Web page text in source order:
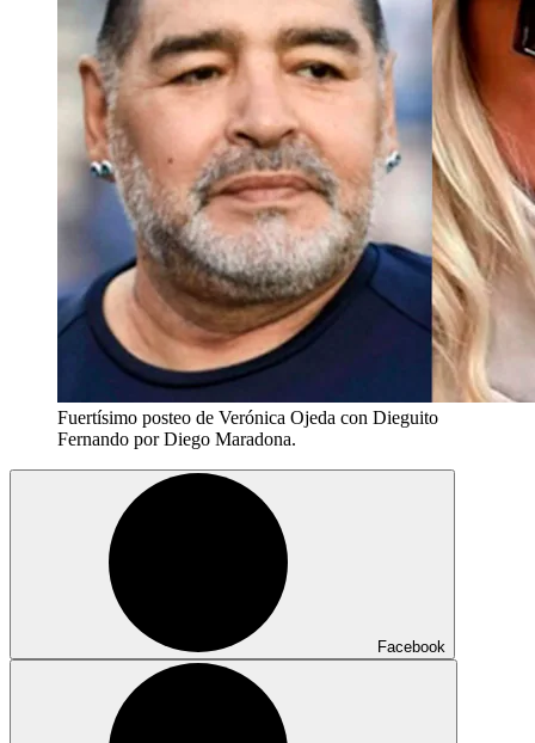
Fuertísimo posteo de Verónica Ojeda con Dieguito
Fernando por Diego Maradona.
Facebook